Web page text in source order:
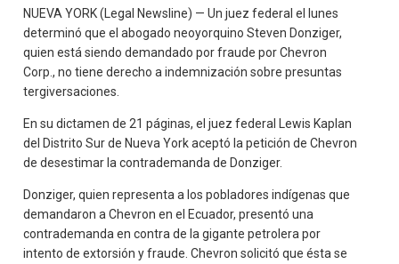
NUEVA YORK (Legal Newsline) — Un juez federal el lunes
determinó que el abogado neoyorquino Steven Donziger,
quien está siendo demandado por fraude por Chevron
Corp., no tiene derecho a indemnización sobre presuntas
tergiversaciones.
En su dictamen de 21 páginas, el juez federal Lewis Kaplan
del Distrito Sur de Nueva York aceptó la petición de Chevron
de desestimar la contrademanda de Donziger.
Donziger, quien representa a los pobladores indígenas que
demandaron a Chevron en el Ecuador, presentó una
contrademanda en contra de la gigante petrolera por
intento de extorsión y fraude. Chevron solicitó que ésta se